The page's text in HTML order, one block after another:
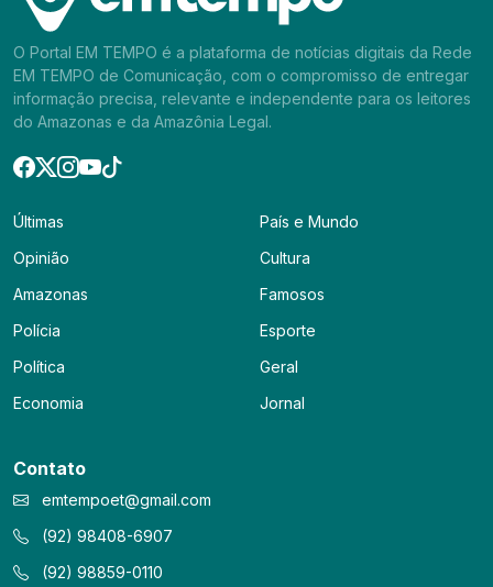
O Portal EM TEMPO é a plataforma de notícias digitais da Rede
EM TEMPO de Comunicação, com o compromisso de entregar
informação precisa, relevante e independente para os leitores
do Amazonas e da Amazônia Legal.
Últimas
Opinião
Amazonas
Polícia
Política
Economia
País e Mundo
Cultura
Famosos
Esporte
Geral
Jornal
Contato
emtempoet@gmail.com
(92) 98408-6907
(92) 98859-0110